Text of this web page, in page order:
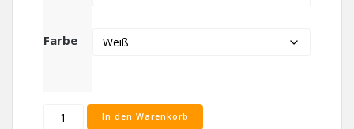
Farbe
ALPHATESTERIn den Warenkorb